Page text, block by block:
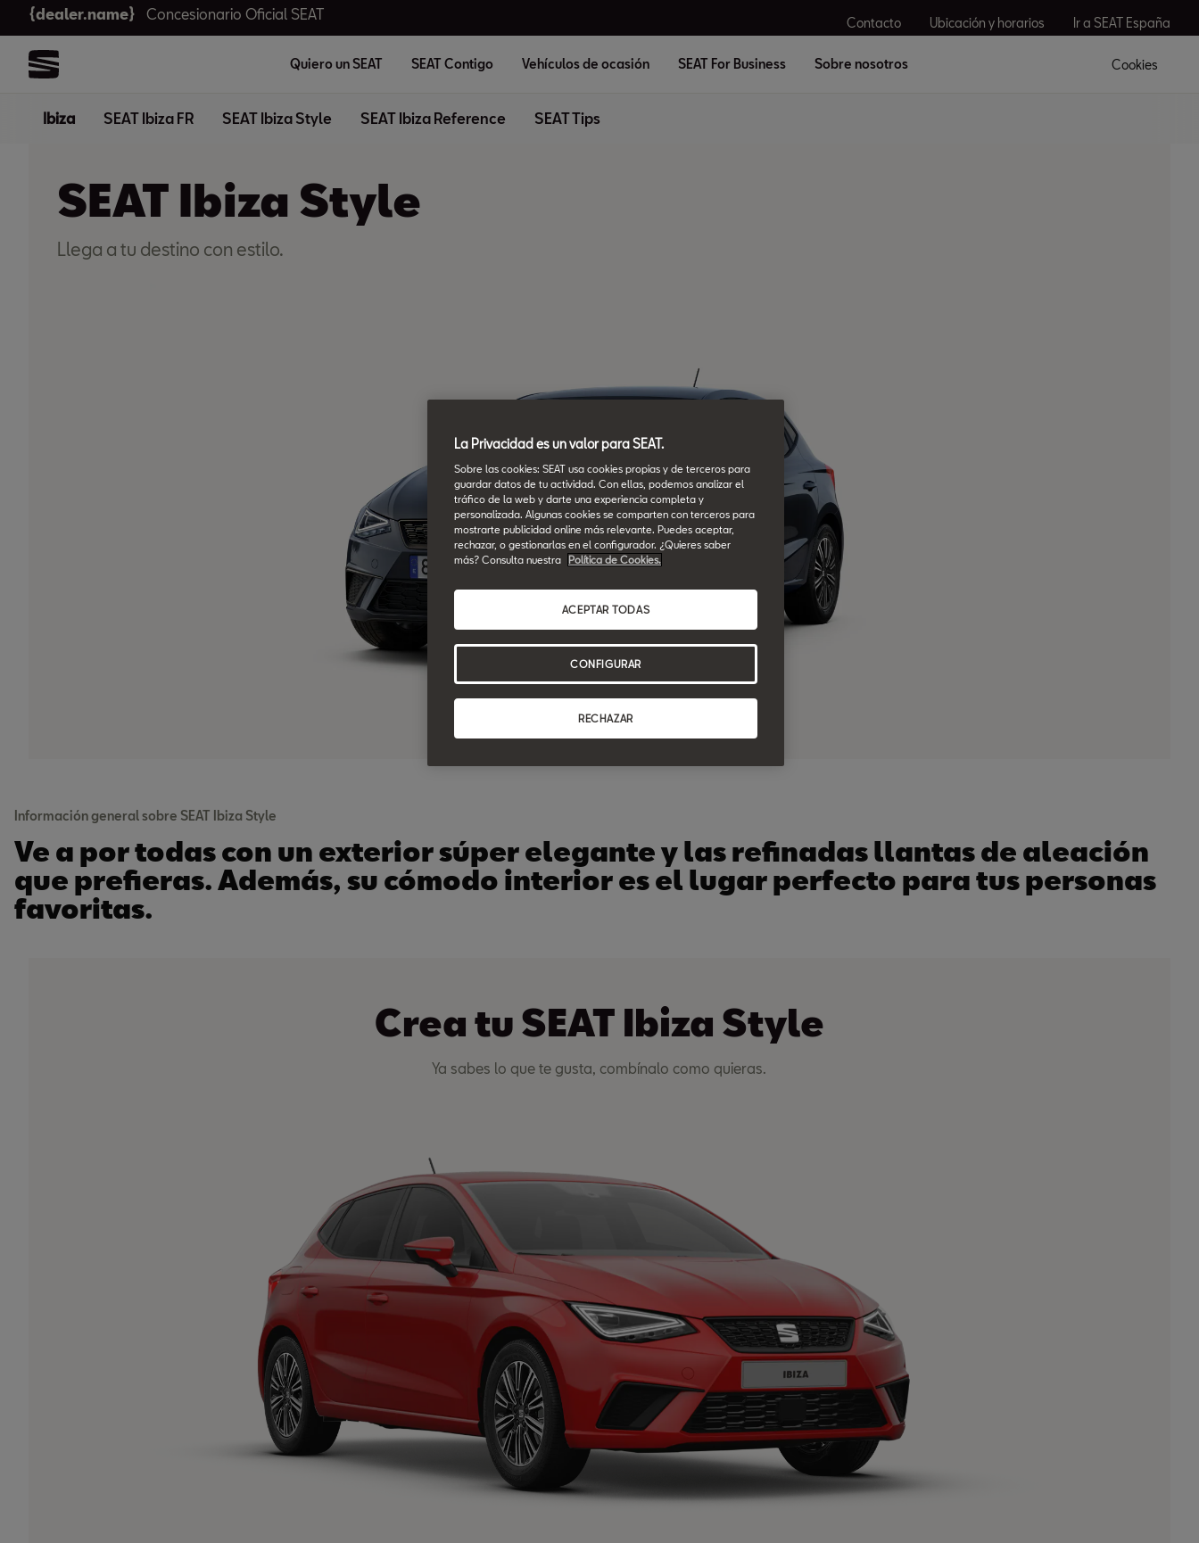
{dealer.name} Concesionario Oficial SEAT
Contacto Ubicación y horarios Ir a SEAT España
Quiero un SEAT SEAT Contigo Vehículos de ocasión SEAT For Business Sobre nosotros Cookies
Ibiza SEAT Ibiza FR SEAT Ibiza Style SEAT Ibiza Reference SEAT Tips
SEAT Ibiza Style
Llega a tu destino con estilo.
Información general sobre SEAT Ibiza Style
Ve a por todas con un exterior súper elegante y las refinadas llantas de aleación
que prefieras. Además, su cómodo interior es el lugar perfecto para tus personas
favoritas.
Crea tu SEAT Ibiza Style
Ya sabes lo que te gusta, combínalo como quieras.
La Privacidad es un valor para SEAT.
Sobre las cookies: SEAT usa cookies propias y de terceros para
guardar datos de tu actividad. Con ellas, podemos analizar el
tráfico de la web y darte una experiencia completa y
personalizada. Algunas cookies se comparten con terceros para
mostrarte publicidad online más relevante. Puedes aceptar,
rechazar, o gestionarlas en el configurador. ¿Quieres saber
más? Consulta nuestra
Política de Cookies.
RECHAZAR
ACEPTAR TODAS
CONFIGURAR